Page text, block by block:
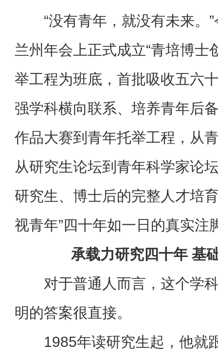
“没有青年，就没有未来。
兰州年会上正式成立“青培博
举工程为班底，首批吸收五六
强学科横向联系、培养青年后
作品大赛到青年托举工程，从
从研究生论坛到青年科学家论
研究生、博士后的完整人才培
视青年”四十年如一日的真实注
承载力研究四十年 基
对于普通人而言，这个学
明的答案很直接。
1985年读研究生起，他就